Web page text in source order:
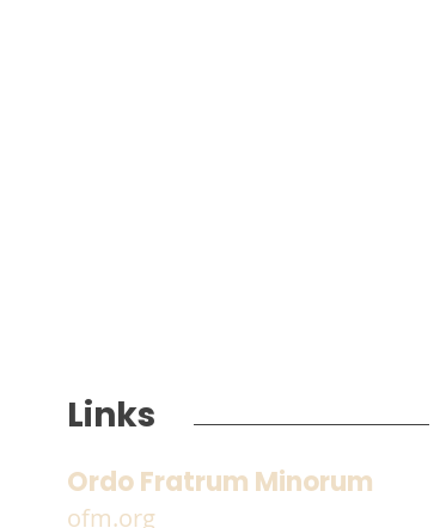
Links
Ordo Fratrum Minorum
ofm.org